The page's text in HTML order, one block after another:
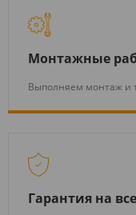
Монтажные
Выполняем монтаж и
Гарантия на